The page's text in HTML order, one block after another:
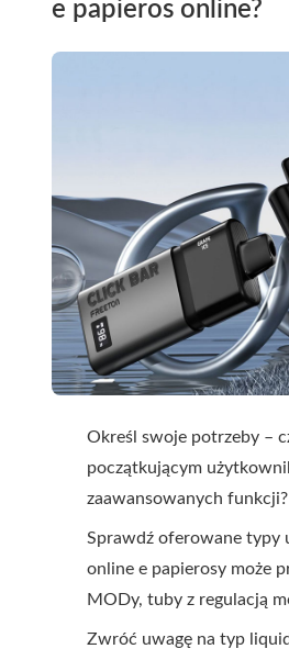
e papieros online?
Określ swoje potrzeby –
początkującym
zaawansowanych funkcji?
Sprawdź oferowane typy
online e papierosy może
MODy, tuby z regulacją
Zwróć uwagę na typ